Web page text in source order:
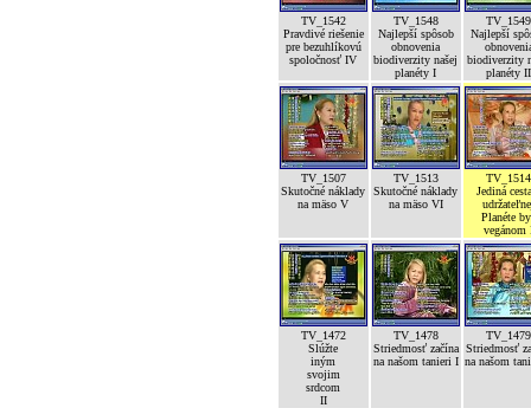
TV_1542
Pravdivé riešenie
pre bezuhlíkovú
spoločnosť IV
TV_1548
Najlepší spôsob
obnovenia
biodiverzity našej
planéty I
TV_1549
Najlepší
biodiverzity
planéty II
TV_1507
Skutočné náklady
na mäso V
TV_1513
Skutočné náklady
na mäso VI
TV_1514
Jediná
Planéte
vegánom
TV_1472
Slúžte
iným
svojim
srdcom
II
TV_1478
Striedmosť začína
na našom tanieri I
TV_1479
Striedmosť
na našom